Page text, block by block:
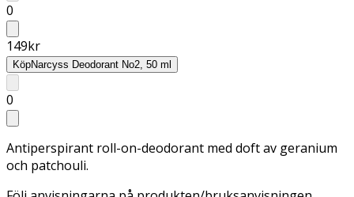
0
149kr
KöpNarcyss Deodorant No2, 50 ml
0
Antiperspirant roll-on-deodorant med doft av geranium
och patchouli.